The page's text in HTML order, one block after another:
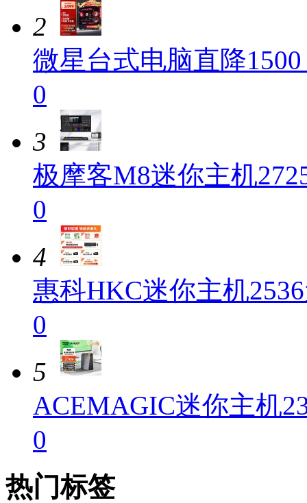
2
微星台式电脑直降
0
3
极摩客M8迷你主机
0
4
惠科HKC迷你主机
0
5
ACEMAGIC迷你主机
0
热门标签